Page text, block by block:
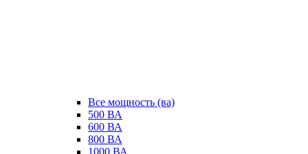
Все мощность (ва)
500 ВА
600 ВА
800 ВА
1000 ВА